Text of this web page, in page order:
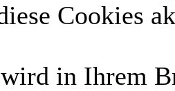
Cookies
in Ihrem